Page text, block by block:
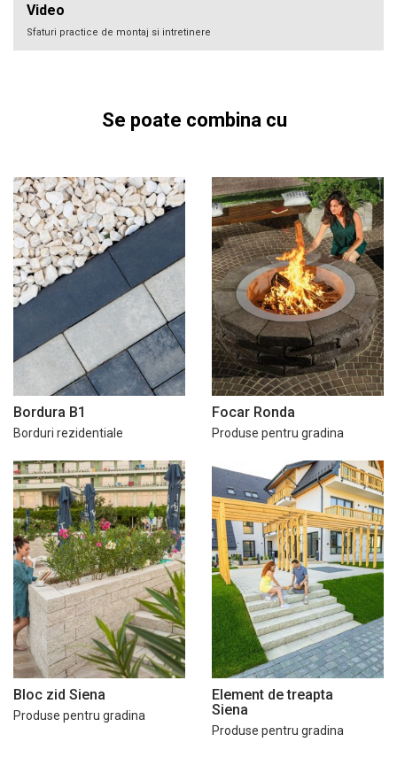
Video
Sfaturi practice de montaj si intretinere
Se poate combina cu
Bordura B1
Borduri rezidentiale
Focar Ronda
Produse pentru gradina
Bloc zid Siena
Produse pentru gradina
Element de treapta
Siena
Produse pentru gradina